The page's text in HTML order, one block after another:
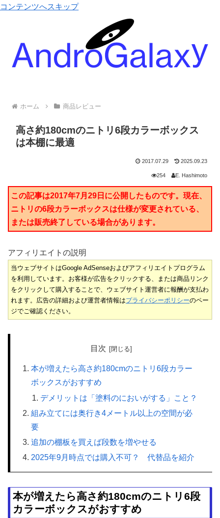
コンテンツへスキップ
ホーム 商品レビュー
高さ約180cmのニトリ6段カラーボックス
は本棚に最適
2017.07.29 2025.09.23
254 E. Hashimoto
この記事は2017年7月29日に公開したものです。現在、
ニトリの6段カラーボックスは仕様が変更されている、
または販売終了している場合があります。
アフィリエイトの説明
当ウェブサイトはGoogle AdSenseおよびアフィリエイトプログラム
を利用しています。お客様が広告をクリックする、または商品リンク
をクリックして購入することで、ウェブサイト運営者に報酬が支払わ
れます。広告の詳細および運営者情報はプライバシーポリシーのペー
ジでご確認ください。
目次
本が増えたら高さ約180cmのニトリ6段カラー
ボックスがおすすめ
デメリットは「塗料のにおいがする」こと？
組み立てには奥行き4メートル以上の空間が必
要
追加の棚板を買えば段数を増やせる
2025年9月時点では購入不可？ 代替品を紹介
本が増えたら高さ約180cmのニトリ6段
カラーボックスがおすすめ